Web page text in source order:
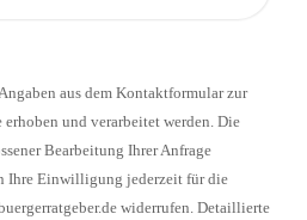
aus dem Kontaktformular zur
und verarbeitet werden. Die
Bearbeitung Ihrer Anfrage
Ihre Einwilligung jederzeit für die
widerrufen. Detaillierte